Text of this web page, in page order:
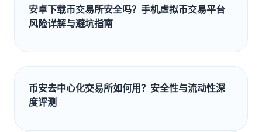
安卓下载币交易所安全吗？手机虚拟币交易平台
风险详解与避坑指南
币安去中心化交易所如何用？安全性与流动性深
度评测